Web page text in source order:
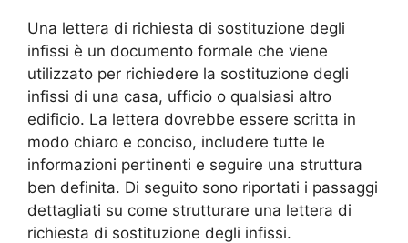
Una lettera di richiesta di sostituzione degli
infissi è un documento formale che viene
utilizzato per richiedere la sostituzione degli
infissi di una casa, ufficio o qualsiasi altro
edificio. La lettera dovrebbe essere scritta in
modo chiaro e conciso, includere tutte le
informazioni pertinenti e seguire una struttura
ben definita. Di seguito sono riportati i passaggi
dettagliati su come strutturare una lettera di
richiesta di sostituzione degli infissi.